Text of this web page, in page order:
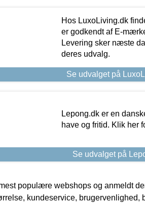
Hos LuxoLiving.dk
er godkendt af E-
Levering sker næste
deres udvalg.
Se udvalget på
Lepong.dk er en
have og fritid. Klik her
Se udvalget på
populære webshops og anmeldt
kundeservice, brugervenlighed,